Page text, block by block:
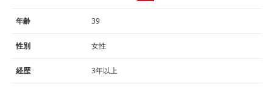
年齢 39
性別 女性
経歴 3年以上